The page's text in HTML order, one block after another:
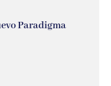
Paradigma